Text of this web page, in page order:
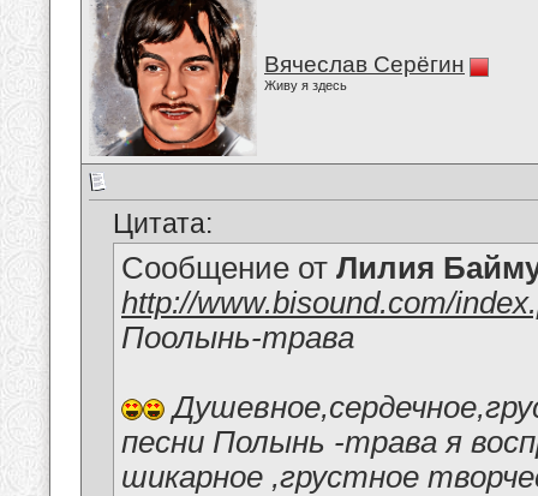
Вячеслав Серёгин
Живу я здесь
Цитата:
Сообщение от Лилия
http://www.bisound.com/
Поолынь-трава
песни Полынь -трава я
шикарное ,грустное